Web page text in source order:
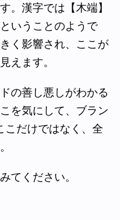
。漢字では【木端】
いうことのようで
く影響され、ここが
えます。
の善し悪しがわかる
を気にして、ブラン
こだけではなく、全
てください。